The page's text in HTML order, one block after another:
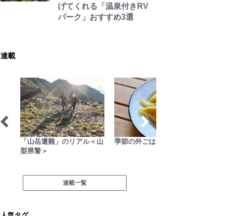
げてくれる「温泉付きRV
パーク」おすすめ3選
連載
「山岳遭難」のリアル＜山
梨県警＞
季節の外ごはん
連載一覧